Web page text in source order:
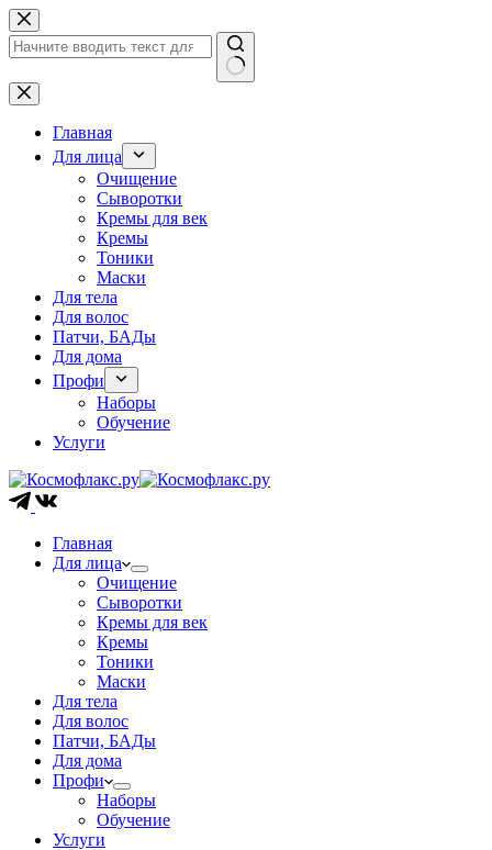
Перейти
к
сути
Ничего
не
найденоГлавная
Для лица
Очищение
Сыворотки
Кремы для век
Кремы
Тоники
Маски
Для тела
Для волос
Патчи, БАДы
Для дома
Профи
Наборы
Обучение
Услуги
Главная
Для лица
Очищение
Сыворотки
Кремы для век
Кремы
Тоники
Маски
Для тела
Для волос
Патчи, БАДы
Для дома
Профи
Наборы
Обучение
Услуги